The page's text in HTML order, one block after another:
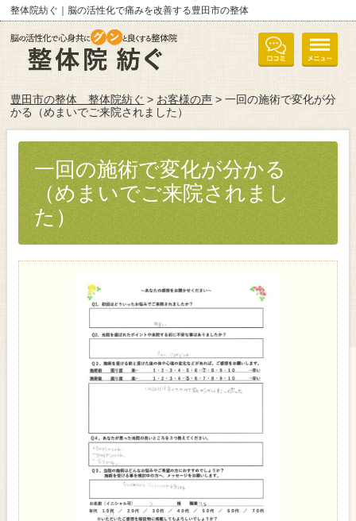
整体院紡ぐ｜脳の活性化で痛みを改善する豊田市の整体
豊田市の整体 整体院紡ぐ > お客様の声 > 一回の施術で変化が分
かる（めまいでご来院されました）
一回の施術で変化が分かる
（めまいでご来院されまし
た）